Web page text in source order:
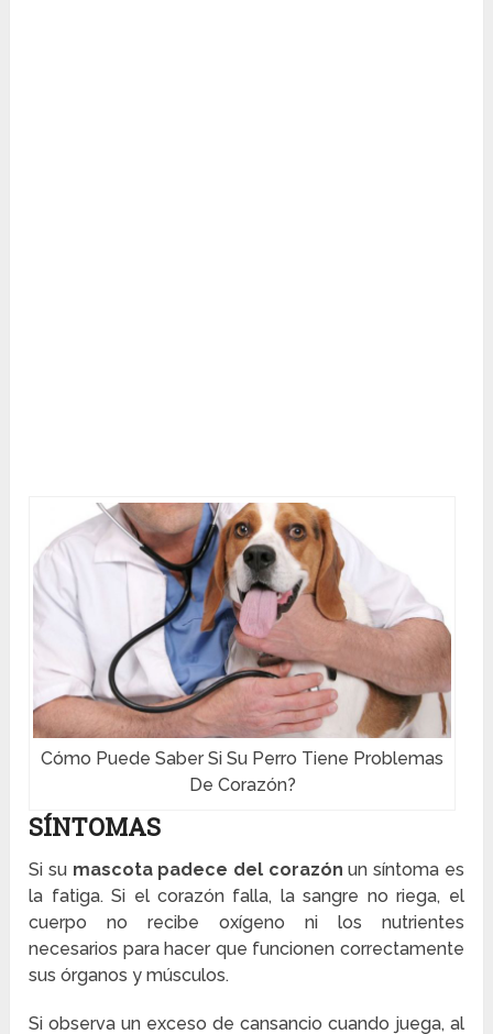
Cómo Puede Saber Si Su Perro Tiene Problemas
De Corazón?
SÍNTOMAS
Si su mascota padece del corazón un síntoma es
la fatiga. Si el corazón falla, la sangre no riega, el
cuerpo no recibe oxígeno ni los nutrientes
necesarios para hacer que funcionen correctamente
sus órganos y músculos.
Si observa un exceso de cansancio cuando juega, al